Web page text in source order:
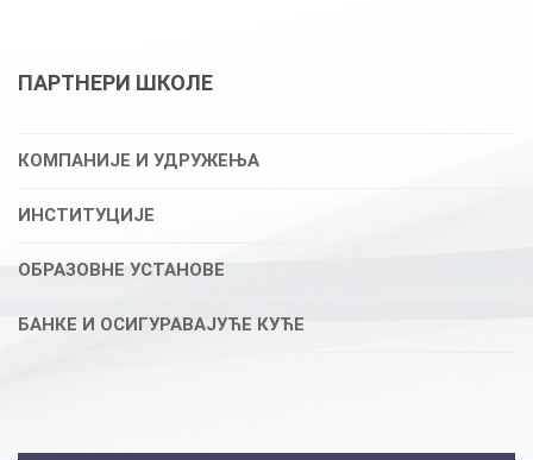
ПАРТНЕРИ ШКОЛЕ
КОМПАНИЈЕ И УДРУЖЕЊА
ИНСТИТУЦИЈЕ
ОБРАЗОВНЕ УСТАНОВЕ
БАНКЕ И ОСИГУРАВАЈУЋЕ КУЋЕ